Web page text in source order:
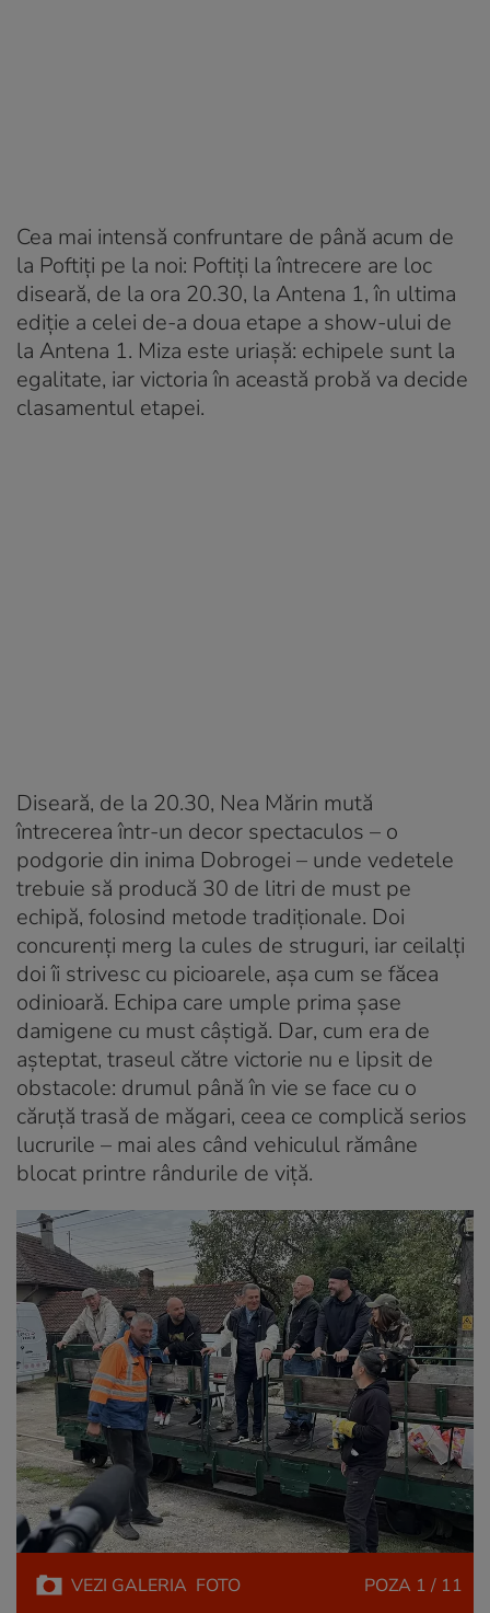
Cea mai intensă confruntare de până acum de
la Poftiți pe la noi: Poftiți la întrecere are loc
diseară, de la ora 20.30, la Antena 1, în ultima
ediție a celei de-a doua etape a show-ului de
la Antena 1. Miza este uriașă: echipele sunt la
egalitate, iar victoria în această probă va decide
clasamentul etapei.
Diseară, de la 20.30, Nea Mărin mută
întrecerea într-un decor spectaculos – o
podgorie din inima Dobrogei – unde vedetele
trebuie să producă 30 de litri de must pe
echipă, folosind metode tradiționale. Doi
concurenți merg la cules de struguri, iar ceilalți
doi îi strivesc cu picioarele, așa cum se făcea
odinioară. Echipa care umple prima șase
damigene cu must câștigă. Dar, cum era de
așteptat, traseul către victorie nu e lipsit de
obstacole: drumul până în vie se face cu o
căruță trasă de măgari, ceea ce complică serios
lucrurile – mai ales când vehiculul rămâne
blocat printre rândurile de viță.
VEZI GALERIA FOTO POZA 1 / 11